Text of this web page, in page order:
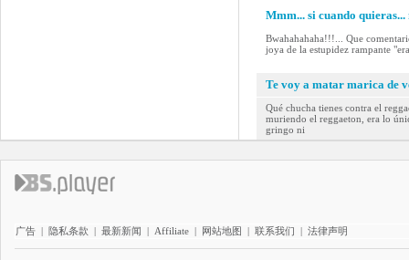
Mmm... si cuando quieras...
Bwahahahaha!!!... Que
joya de la estupidez rampante
Te voy a matar marica de
Qué chucha tienes contra el
muriendo el reggaeton, era lo
gringo ni
广告 | 隐私条款 | 最新新闻 | Affiliate | 网站地图 | 联系我们 | 法律声明